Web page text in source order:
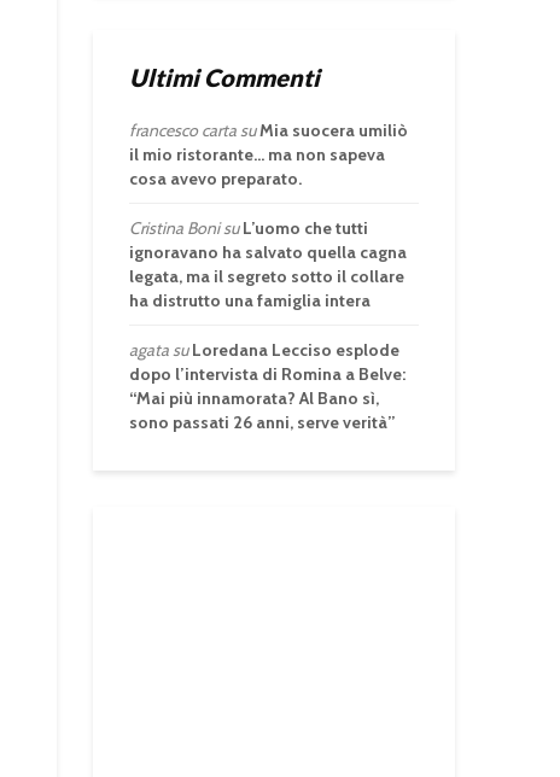
Ultimi Commenti
francesco cartasuMia suocera umiliò
il mio ristorante… ma non sapeva
cosa avevo preparato.
Cristina BonisuL’uomo che tutti
ignoravano ha salvato quella cagna
legata, ma il segreto sotto il collare
ha distrutto una famiglia intera
agatasuLoredana Lecciso esplode
dopo l’intervista di Romina a Belve:
“Mai più innamorata? Al Bano sì,
sono passati 26 anni, serve verità”